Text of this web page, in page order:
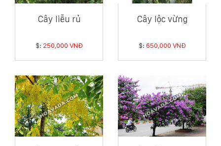
Cây liễu rủ
$: 250,000 VNĐ
Cây lộc vừng
$: 650,000 VNĐ